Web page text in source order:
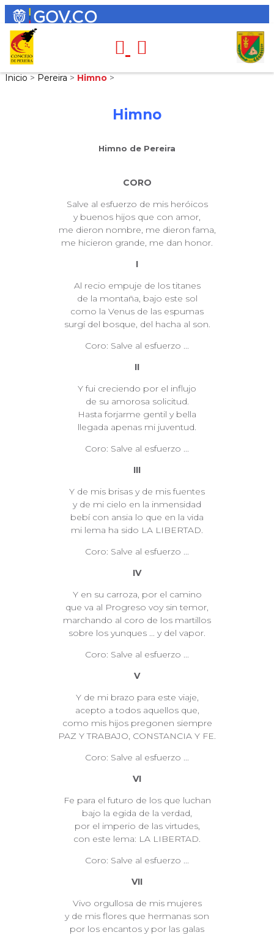
Inicio > Pereira > Himno >
Himno
Himno de Pereira
CORO
Salve al esfuerzo de mis heróicos
y buenos hijos que con amor,
me dieron nombre, me dieron fama,
me hicieron grande, me dan honor.
I
Al recio empuje de los titanes
de la montaña, bajo este sol
como la Venus de las espumas
surgí del bosque, del hacha al son.
Coro: Salve al esfuerzo ...
II
Y fui creciendo por el influjo
de su amorosa solicitud.
Hasta forjarme gentil y bella
llegada apenas mi juventud.
Coro: Salve al esfuerzo ...
III
Y de mis brisas y de mis fuentes
y de mi cielo en la inmensidad
bebí con ansia lo que en la vida
mi lema ha sido LA LIBERTAD.
Coro: Salve al esfuerzo ...
IV
Y en su carroza, por el camino
que va al Progreso voy sin temor,
marchando al coro de los martillos
sobre los yunques ... y del vapor.
Coro: Salve al esfuerzo ...
V
Y de mi brazo para este viaje,
acepto a todos aquellos que,
como mis hijos pregonen siempre
PAZ Y TRABAJO, CONSTANCIA Y FE.
Coro: Salve al esfuerzo ...
VI
Fe para el futuro de los que luchan
bajo la egida de la verdad,
por el imperio de las virtudes,
con este lema: LA LIBERTAD.
Coro: Salve al esfuerzo ...
VII
Vivo orgullosa de mis mujeres
y de mis flores que hermanas son
por los encantos y por las galas